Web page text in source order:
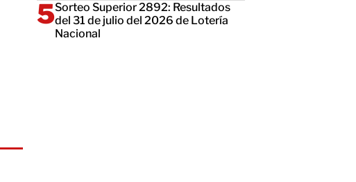
Sorteo Superior 2892: Resultados
del 31 de julio del 2026 de Lotería
Nacional